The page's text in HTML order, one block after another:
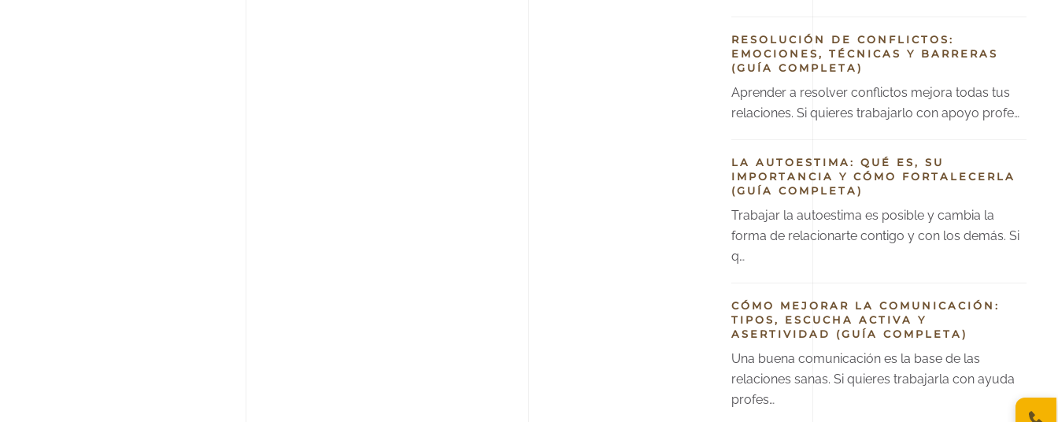
RESOLUCIÓN DE CONFLICTOS:
EMOCIONES, TÉCNICAS Y BARRERAS
(GUÍA COMPLETA)
Aprender a resolver conflictos mejora todas tus
relaciones. Si quieres trabajarlo con apoyo profe…
LA AUTOESTIMA: QUÉ ES, SU
IMPORTANCIA Y CÓMO FORTALECERLA
(GUÍA COMPLETA)
Trabajar la autoestima es posible y cambia la
forma de relacionarte contigo y con los demás. Si
q…
CÓMO MEJORAR LA COMUNICACIÓN:
TIPOS, ESCUCHA ACTIVA Y
ASERTIVIDAD (GUÍA COMPLETA)
Una buena comunicación es la base de las
relaciones sanas. Si quieres trabajarla con ayuda
profes…